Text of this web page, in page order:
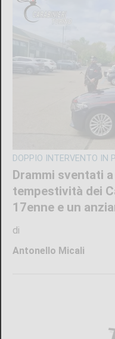
DOPPIO INTERVENTO IN
Drammi sventati
tempestività dei
17enne e un
di
Antonello Micali